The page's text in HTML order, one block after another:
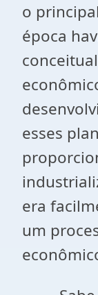
o
época
esses
era
um